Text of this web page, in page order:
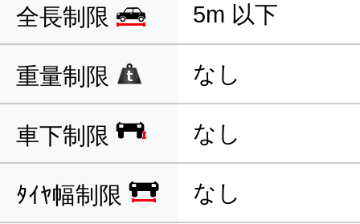
全長制限 5m 以下
重量制限 なし
車下制限 なし
ﾀｲﾔ幅制限 なし